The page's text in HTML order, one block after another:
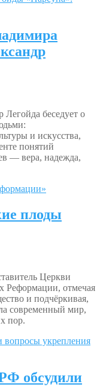
беседует о
и искусства,
понятий
— вера, надежда,
плоды
Церкви
Реформации, отмечая
и подчёркивая,
современный мир,
пор.
обсудили